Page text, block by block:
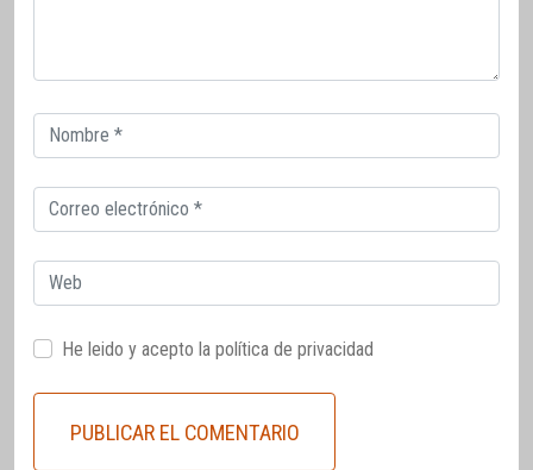
Correo
electrónico
Correo
electrónico
Web
He leido y acepto la política de privacidad